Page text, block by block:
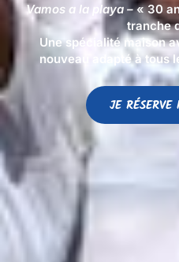
Vamos a la playa –« 30
tranche
Une spécialité maison
nouveau adapté à tous
JE RÉSERVE